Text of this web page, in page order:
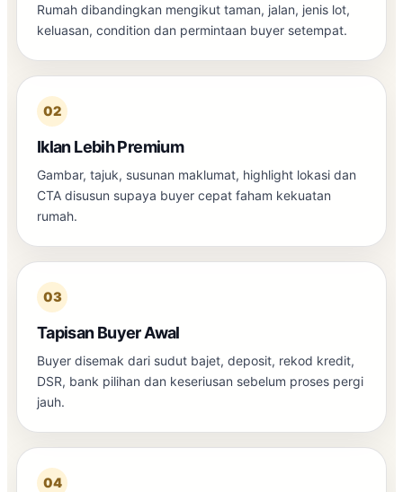
Rumah dibandingkan mengikut taman, jalan, jenis lot,
keluasan, condition dan permintaan buyer setempat.
02
Iklan Lebih Premium
Gambar, tajuk, susunan maklumat, highlight lokasi dan
CTA disusun supaya buyer cepat faham kekuatan
rumah.
03
Tapisan Buyer Awal
Buyer disemak dari sudut bajet, deposit, rekod kredit,
DSR, bank pilihan dan keseriusan sebelum proses pergi
jauh.
04